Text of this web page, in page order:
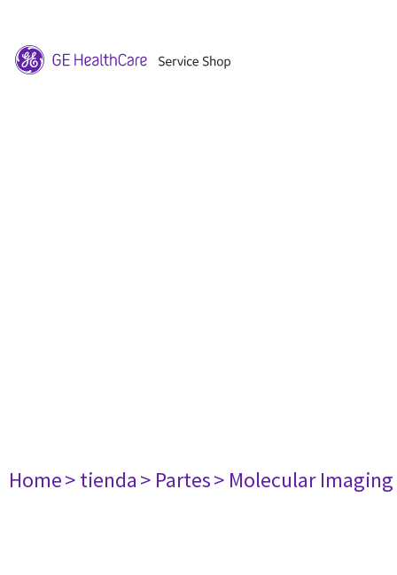
Home> tienda> Partes> Molecular